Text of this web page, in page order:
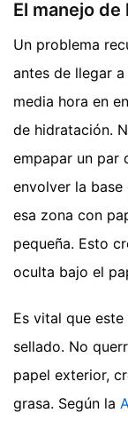
El manejo
Un problema
antes de llegar
media hora en
de hidratación.
empapar un par
envolver la
esa zona con
pequeña. Esto
oculta bajo el
Es vital que
sellado. No
papel exterior,
grasa. Según la